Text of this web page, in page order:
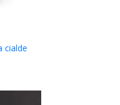
cialde